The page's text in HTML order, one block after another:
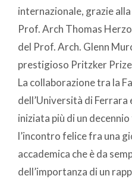
internazionale, grazie
Prof. Arch Thomas
del Prof. Arch. Glenn
prestigioso Pritzker
La collaborazione tra la
dell’Università di Ferrara
iniziata più di un
l’incontro felice fra una
accademica che è da
dell’importanza di un